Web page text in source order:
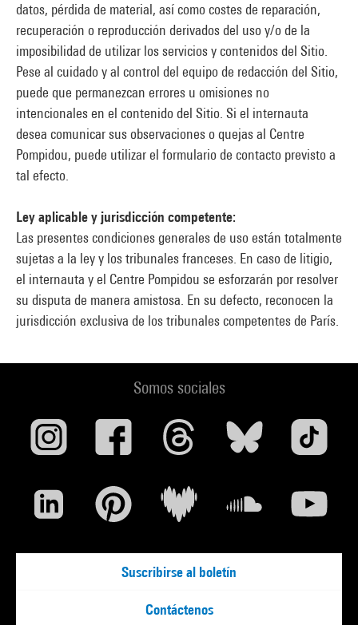
datos, pérdida de material, así como costes de reparación,
recuperación o reproducción derivados del uso y/o de la
imposibilidad de utilizar los servicios y contenidos del Sitio.
Pese al cuidado y al control del equipo de redacción del Sitio,
puede que permanezcan errores u omisiones no
intencionales en el contenido del Sitio. Si el internauta
desea comunicar sus observaciones o quejas al Centre
Pompidou, puede utilizar el formulario de contacto previsto a
tal efecto.
Ley aplicable y jurisdicción competente:
Las presentes condiciones generales de uso están totalmente
sujetas a la ley y los tribunales franceses. En caso de litigio,
el internauta y el Centre Pompidou se esforzarán por resolver
su disputa de manera amistosa. En su defecto, reconocen la
jurisdicción exclusiva de los tribunales competentes de París.
Somos sociales
Suscribirse al boletín
Contáctenos